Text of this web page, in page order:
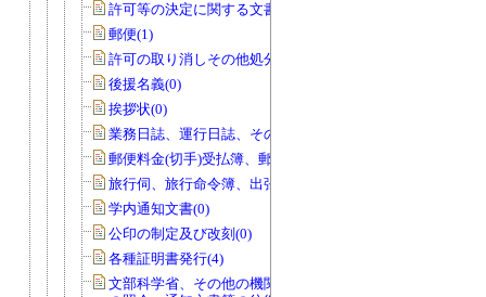
許可等の決定に関する文書(0)
郵便(1)
許可の取り消しその他処分(0)
後援名義(0)
挨拶状(0)
業務日誌、運行日誌、その他日誌(11)
郵便料金(切手)受払簿、郵便物発送控(0)
旅行伺、旅行命令簿、出張報告書(1)
学内通知文書(0)
公印の制定及び改刻(0)
各種証明書発行(4)
文部科学省、その他の機関、個人から